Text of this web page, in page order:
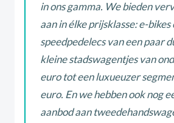
in ons gamma. We bieden
aan in élke prijsklasse: e-bikes
speedpedelecs van een paar
kleine stadswagentjes van
euro tot een luxueuzer
euro. En we hebben ook nog
aanbod aan